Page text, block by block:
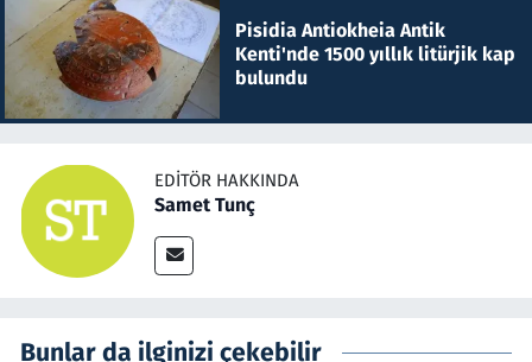
Pisidia Antiokheia Antik
Kenti'nde 1500 yıllık litürjik kap
bulundu
EDITÖR HAKKINDA
Samet Tunç
Bunlar da ilginizi çekebilir